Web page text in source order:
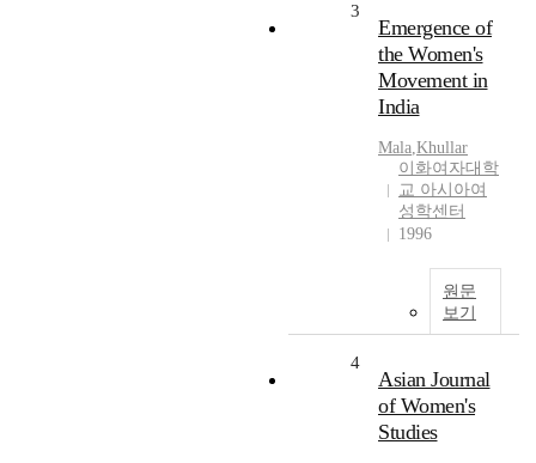
3
Emergence of
the Women's
Movement in
India
Mala,Khullar
이화여자대학
교 아시아여
성학센터
1996
원문
보기
4
Asian Journal
of Women's
Studies